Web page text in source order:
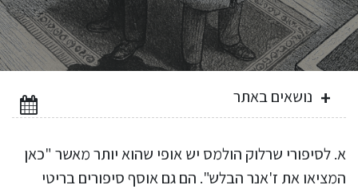
נושאים באתר
א. לסיפורי שרלוק הולמס יש אופי שהוא יותר מאשר "כאן
המציאו את ז'אנר הבלש". הם גם אוסף סיפורים בריטי